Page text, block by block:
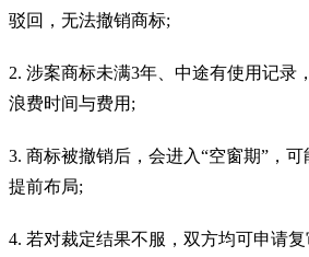
驳回，无法撤销商标;
2. 涉案商标未满3年、中途有使用记录
浪费时间与费用;
3. 商标被撤销后，会进入“空窗期”，
提前布局;
4. 若对裁定结果不服，双方均可申请